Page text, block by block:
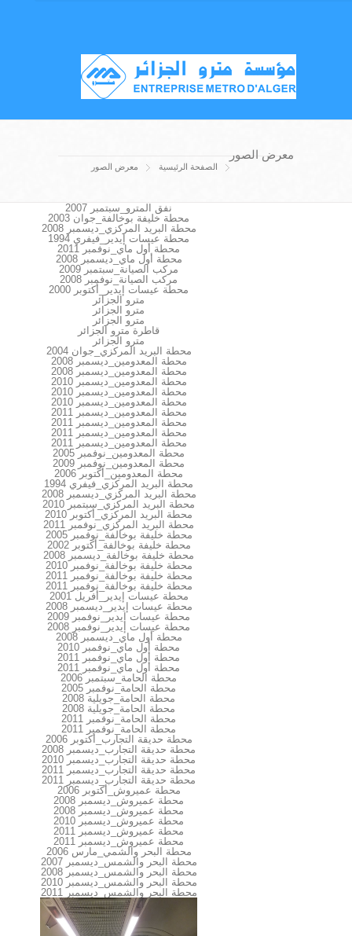
معرض الصور
الصفحة الرئيسية معرض الصور
نفق المترو_سبتمبر 2007
محطة خليفة بوخالفة_جوان 2003
محطة البريد المركزي_ديسمبر 2008
محطة عيسات إيدير_فيفري 1994
محطة أول ماي_نوفمبر 2011
محطة أول ماي_ديسمبر 2008
مركب الصيانة_سبتمبر 2009
مركب الصيانة_نوفمبر 2008
محطة عيسات إيدير_أكتوبر 2000
مترو الجزائر
مترو الجزائر
مترو الجزائر
قاطرة مترو الجزائر
مترو الجزائر
محطة البريد المركزي_جوان 2004
محطة المعدومين_ديسمبر 2008
محطة المعدومين_ديسمبر 2008
محطة المعدومين_ديسمبر 2010
محطة المعدومين_ديسمبر 2010
محطة المعدومين_ديسمبر 2010
محطة المعدومين_ديسمبر 2011
محطة المعدومين_ديسمبر 2011
محطة المعدومين_ديسمبر 2011
محطة المعدومين_ديسمبر 2011
محطة المعدومين_نوفمبر 2005
محطة المعدومين_نوفمبر 2009
محطة المعدومين_أكتوبر 2006
محطة البريد المركزي_فيفري 1994
محطة البريد المركزي_ديسمبر 2008
محطة البريد المركزي_سبتمبر 2010
محطة البريد المركزي_أكتوبر 2010
محطة البريد المركزي_نوفمبر 2011
محطة خليفة بوخالفة_نوفمبر 2005
محطة خليفة بوخالفة_أكتوبر 2002
محطة خليفة بوخالفة_ديسمبر 2008
محطة خليفة بوخالفة_نوفمبر 2010
محطة خليفة بوخالفة_نوفمبر 2011
محطة خليفة بوخالفة_نوفمبر 2011
محطة عيسات إيدير_أفريل 2001
محطة عيسات إيدير_ديسمبر 2008
محطة عيسات إيدير_نوفمبر 2009
محطة عيسات إيدير_نوفمبر 2008
محطة أول ماي_ديسمبر 2008
محطة أول ماي_نوفمبر 2010
محطة أول ماي_نوفمبر 2011
محطة أول ماي_نوفمبر 2011
محطة الحامة_سبتمبر 2006
محطة الحامة_نوفمبر 2005
محطة الحامة_جويلية 2008
محطة الحامة_جويلية 2008
محطة الحامة_نوفمبر 2011
محطة الحامة_نوفمبر 2011
محطة حديقة التجارب_أكتوبر 2006
محطة حديقة التجارب_ديسمبر 2008
محطة حديقة التجارب_ديسمبر 2010
محطة حديقة التجارب_ديسمبر 2011
محطة حديقة التجارب_ديسمبر 2011
محطة عميروش_أكتوبر 2006
محطة عميروش_ديسمبر 2008
محطة عميروش_ديسمبر 2008
محطة عميروش_ديسمبر 2010
محطة عميروش_ديسمبر 2011
محطة عميروش_ديسمبر 2011
محطة البحر والشمي_مارس 2006
محطة البحر والشمس_ديسمبر 2007
محطة البحر والشمس_ديسمبر 2008
محطة البحر والشمس_ديسمبر 2010
محطة البحر والشمس_ديسمبر 2011